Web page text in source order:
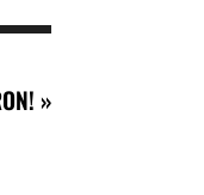
»